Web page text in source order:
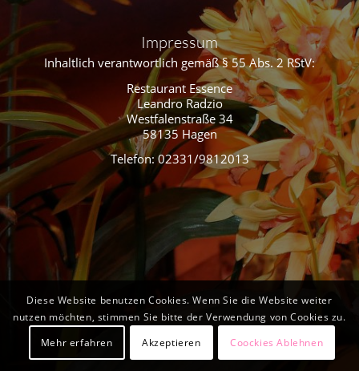
Impressum
Inhaltlich verantwortlich gemäß § 55 Abs. 2 RStV:
Restaurant Essence
Leandro Radzio
Westfalenstraße 34
58135 Hagen
Telefon: 02331/9812013
Diese Website benutzen Cookies. Wenn Sie die Website weiter
nutzen möchten, stimmen Sie bitte der Verwendung von Cookies zu.
Mehr erfahren
Akzeptieren Coockies Ablehnen